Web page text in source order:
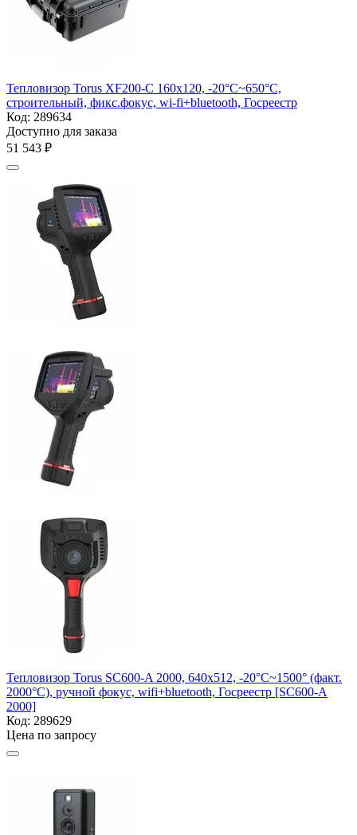
Тепловизор Torus XF200-C 160х120, -20°C~650°C,
строительный, фикс.фокус, wi-fi+bluetooth, Госреестр
Код: 289634
Доступно для заказа
51 543 ₽
Тепловизор Torus SC600-A 2000, 640х512, -20°C~1500° (факт.
2000°C), ручной фокус, wifi+bluetooth, Госреестр [SC600-A
2000]
Код: 289629
Цена по запросу